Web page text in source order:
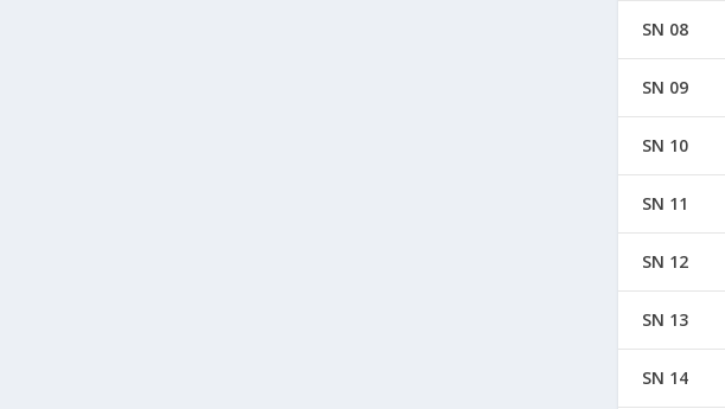
SN 08
SN 09
SN 10
SN 11
SN 12
SN 13
SN 14